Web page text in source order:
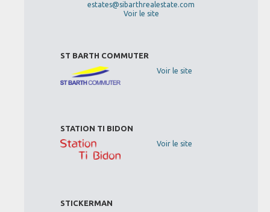
estates@sibarthrealestate.com
Voir le site
ST BARTH COMMUTER
Voir le site
STATION TI BIDON
Voir le site
STICKERMAN